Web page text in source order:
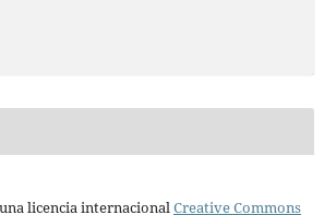
licencia internacionalCreative Commons